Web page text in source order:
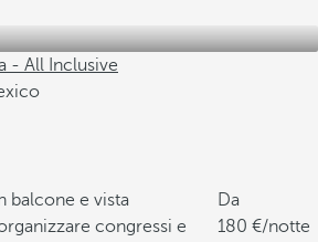
- All Inclusive
balcone e vista
congressi e
Da
180
/notte